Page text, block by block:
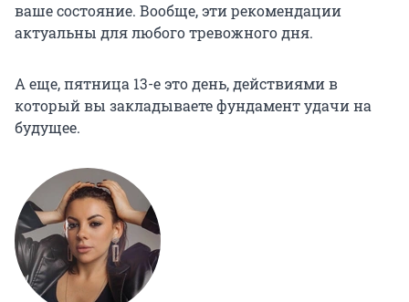
ваше состояние. Вообще, эти рекомендации
актуальны для любого тревожного дня.
А еще, пятница 13-е это день, действиями в
который вы закладываете фундамент удачи на
будущее.